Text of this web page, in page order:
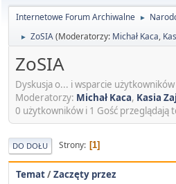
Internetowe Forum Archiwalne ►
► ZoSIA(Moderatorzy: Michał Kaca,
ZoSIA
Dyskusja o... i wsparcie
Moderatorzy: Michał Kaca, Kasia
0 użytkowników i 1 Gość przeglądają
DO DOŁU Strony 1
Temat/Zaczęty przez